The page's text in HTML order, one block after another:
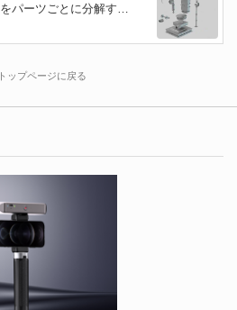
パーツごとに分解する
論文！
トップページに戻る